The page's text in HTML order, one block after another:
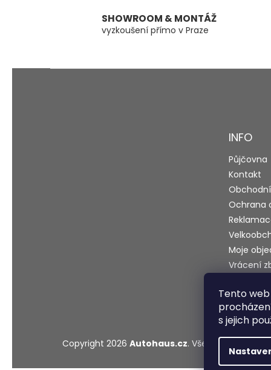
Tento
s jejich
SHOWROOM & MONTÁŽ
vyzkoušení přímo v Praze
Z
INFO
Půjčovna
Kontakt
Ochrana
Moje
Vrácení
Testy a
Copyright 2026 Autohaus.cz. Všechna práva